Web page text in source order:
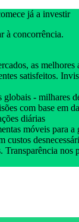
já a investir
à concorrência.
as melhores
satisfeitos.
globais - milhares
com base em
diárias
móveis para a
custos
Transparência nos